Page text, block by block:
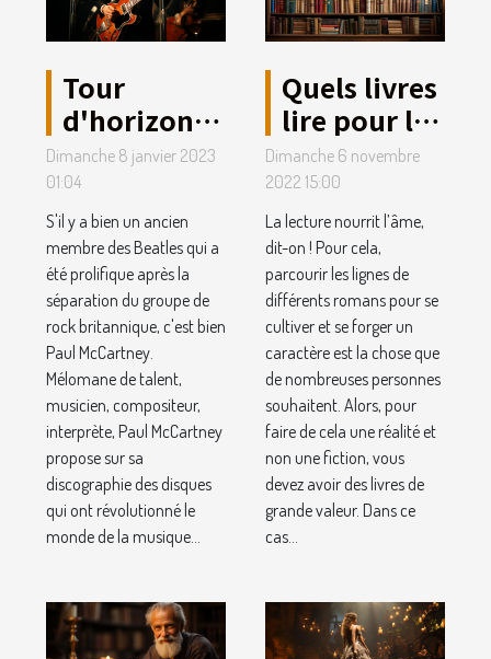
Tour
d'horizon
sur la vie de
Paul
McCartney
Dimanche 8 janvier 2023
01:04
S'il y a bien un ancien
membre des Beatles qui a
été prolifique après la
séparation du groupe de
rock britannique, c'est bien
Paul McCartney.
Mélomane de talent,
musicien, compositeur,
interprète, Paul McCartney
propose sur sa
discographie des disques
qui ont révolutionné le
monde de la musique...
Quels livres
lire pour la
culture
générale ?
Dimanche 6 novembre
2022 15:00
La lecture nourrit l’âme,
dit-on ! Pour cela,
parcourir les lignes de
différents romans pour se
cultiver et se forger un
caractère est la chose que
de nombreuses personnes
souhaitent. Alors, pour
faire de cela une réalité et
non une fiction, vous
devez avoir des livres de
grande valeur. Dans ce
cas...